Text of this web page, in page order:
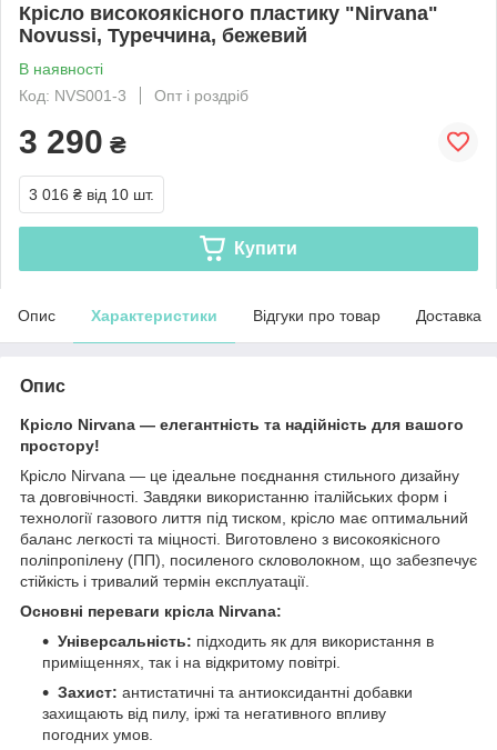
Крісло високоякісного пластику "Nirvana"
Novussi, Туреччина, бежевий
В наявності
Код: NVS001-3
Опт і роздріб
3 290 ₴
3 016 ₴ від 10 шт.
Купити
Опис Характеристики Відгуки про товар Доставка
Опис
Крісло Nirvana — елегантність та надійність для вашого
простору!
Крісло Nirvana — це ідеальне поєднання стильного дизайну
та довговічності. Завдяки використанню італійських форм і
технології газового лиття під тиском, крісло має оптимальний
баланс легкості та міцності. Виготовлено з високоякісного
поліпропілену (ПП), посиленого скловолокном, що забезпечує
стійкість і тривалий термін експлуатації.
Основні переваги крісла Nirvana:
Універсальність: підходить як для використання в
приміщеннях, так і на відкритому повітрі.
Захист: антистатичні та антиоксидантні добавки
захищають від пилу, іржі та негативного впливу
погодних умов.